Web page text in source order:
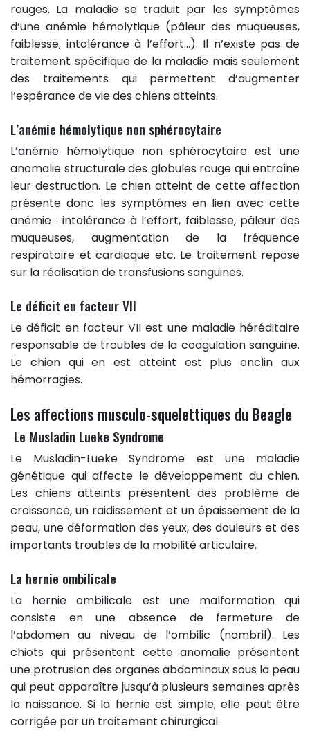
rouges. La maladie se traduit par les symptômes
d’une anémie hémolytique (pâleur des muqueuses,
faiblesse, intolérance à l’effort…). Il n’existe pas de
traitement spécifique de la maladie mais seulement
des traitements qui permettent d’augmenter
l’espérance de vie des chiens atteints.
L’anémie hémolytique non sphérocytaire
L’anémie hémolytique non sphérocytaire est une
anomalie structurale des globules rouge qui entraîne
leur destruction. Le chien atteint de cette affection
présente donc les symptômes en lien avec cette
anémie : intolérance à l’effort, faiblesse, pâleur des
muqueuses, augmentation de la fréquence
respiratoire et cardiaque etc. Le traitement repose
sur la réalisation de transfusions sanguines.
Le déficit en facteur VII
Le déficit en facteur VII est une maladie héréditaire
responsable de troubles de la coagulation sanguine.
Le chien qui en est atteint est plus enclin aux
hémorragies.
Les affections musculo-squelettiques du Beagle
Le Musladin Lueke Syndrome
Le Musladin-Lueke Syndrome est une maladie
génétique qui affecte le développement du chien.
Les chiens atteints présentent des problème de
croissance, un raidissement et un épaissement de la
peau, une déformation des yeux, des douleurs et des
importants troubles de la mobilité articulaire.
La hernie ombilicale
La hernie ombilicale est une malformation qui
consiste en une absence de fermeture de
l’abdomen au niveau de l’ombilic (nombril). Les
chiots qui présentent cette anomalie présentent
une protrusion des organes abdominaux sous la peau
qui peut apparaître jusqu’à plusieurs semaines après
la naissance. Si la hernie est simple, elle peut être
corrigée par un traitement chirurgical.